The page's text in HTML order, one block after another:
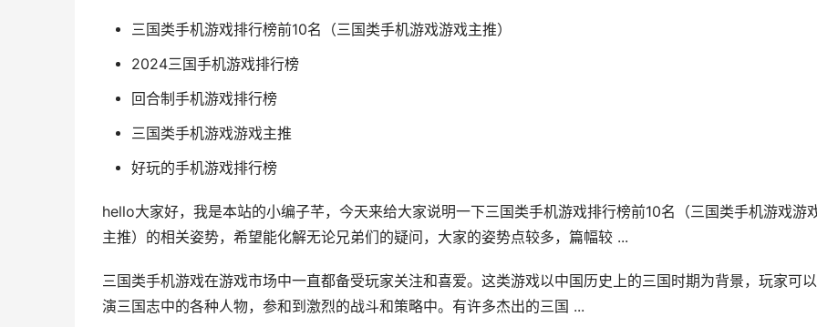
三国类手机游戏排行榜前10名（三国类手机游戏游戏主推）
2024三国手机游戏排行榜
回合制手机游戏排行榜
三国类手机游戏游戏主推
好玩的手机游戏排行榜
hello大家好，我是本站的小编子芊，今天来给大家说明一下三国类手机游戏排行榜前10名（三国类手机游戏游
主推）的相关姿势，希望能化解无论兄弟们的疑问，大家的姿势点较多，篇幅较 ...
三国类手机游戏在游戏市场中一直都备受玩家关注和喜爱。这类游戏以中国历史上的三国时期为背景，玩家可
演三国志中的各种人物，参和到激烈的战斗和策略中。有许多杰出的三国 ...